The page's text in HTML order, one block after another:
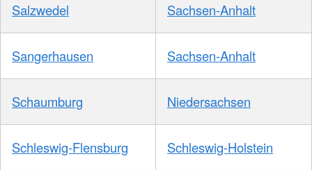
Salzwedel Sachsen-Anhalt
Sangerhausen Sachsen-Anhalt
Schaumburg Niedersachsen
Schleswig-Flensburg Schleswig-Holstein